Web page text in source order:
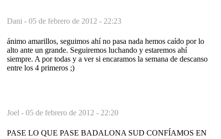
Dani - 05 de febrero de 2012 - 22:23
ánimo amarillos, seguimos ahí no pasa nada hemos caído por lo
alto ante un grande. Seguiremos luchando y estaremos ahí
siempre. A por todas y a ver si encaramos la semana de descanso
entre los 4 primeros ;)
Joel - 05 de febrero de 2012 - 22:20
PASE LO QUE PASE BADALONA SUD CONFÍAMOS EN